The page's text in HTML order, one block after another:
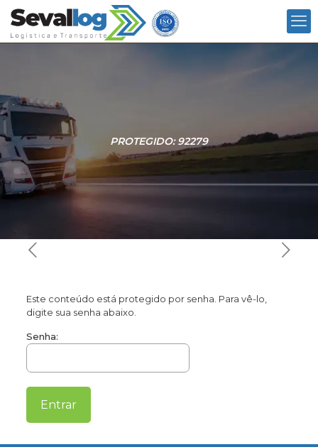
PROTEGIDO: 92279
Este conteúdo está protegido por senha. Para vê-lo,
digite sua senha abaixo.
Senha: